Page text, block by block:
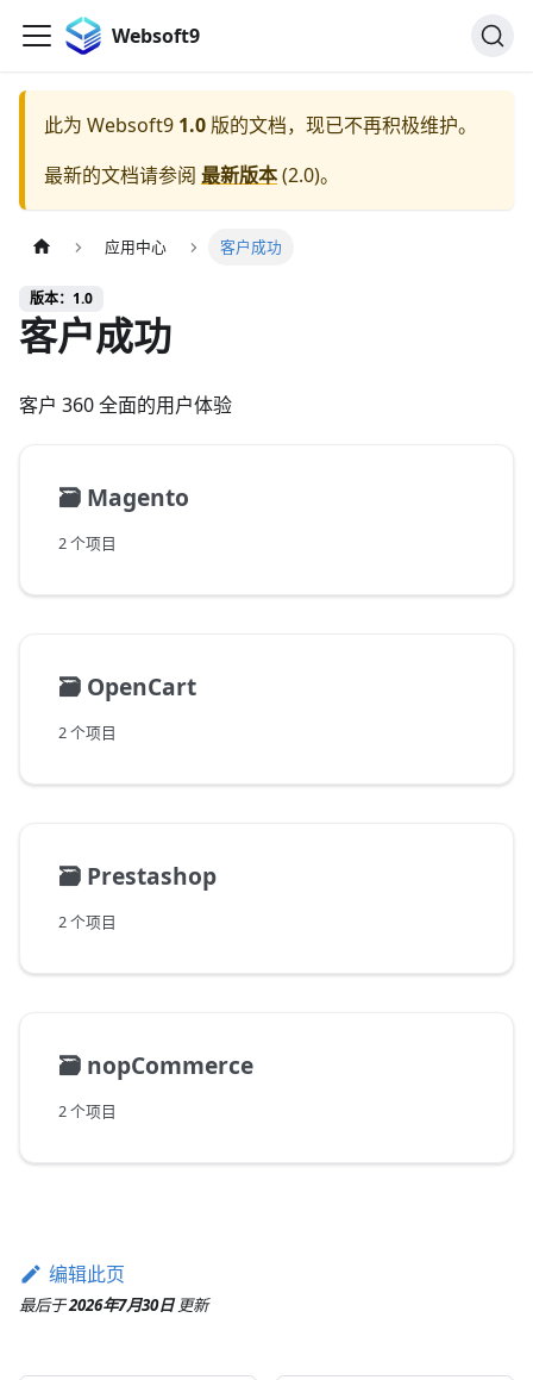
Websoft9
此为 Websoft9 1.0 版的文档，现已不再积极维护。
最新的文档请参阅 最新版本(2.0)。
应用中心 客户成功
版本：1.0
客户成功
客户 360 全面的用户体验
🗃️ Magento
2 个项目
🗃️ OpenCart
2 个项目
🗃️ Prestashop
2 个项目
🗃️ nopCommerce
2 个项目
编辑此页
最后于2026年7月30日 更新